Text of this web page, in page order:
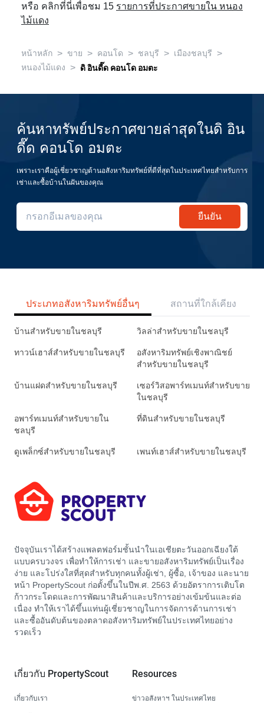
หรือ คลิกที่นี่เพื่อชม 15 รายการที่ประกาศขายใน หนอง
ไม้แดง
หน้าหลัก > ขาย > คอนโด > ชลบุรี > เมืองชลบุรี >
หนองไม้แดง > ดิ อินดี๊ด คอนโด อมตะ
ค้นหาทรัพย์ประกาศขายล่าสุดในดิ อิน
ดี๊ด คอนโด อมตะ
เพราะเราคือผู้เชี่ยวชาญด้านอสังหาริมทรัพย์ที่ดีที่สุดในประเทศไทยสำหรับการ
เช่าและซื้อบ้านในฝันของคุณ
ยืนยัน
ประเภทอสังหาริมทรัพย์อื่นๆ สถานที่ใกล้เคียง
บ้านสำหรับขายในชลบุรี วิลล่าสำหรับขายในชลบุรี
ทาวน์เฮาส์สำหรับขายในชลบุรี
อสังหาริมทรัพย์เชิงพาณิชย์
สำหรับขายในชลบุรี
บ้านแฝดสำหรับขายในชลบุรี
เซอร์วิสอพาร์ทเมนท์สำหรับขาย
ในชลบุรี
อพาร์ทเมนท์สำหรับขายใน
ชลบุรี
ที่ดินสำหรับขายในชลบุรี
ดูเพล็กซ์สำหรับขายในชลบุรี เพนท์เฮาส์สำหรับขายในชลบุรี
ปัจจุบันเราได้สร้างแพลตฟอร์มชั้นนำในเอเชียตะวันออกเฉียงใต้
แบบครบวงจร เพื่อทำให้การเช่า และขายอสังหาริมทรัพย์เป็นเรื่อง
ง่าย และโปร่งใสที่สุดสำหรับทุกคนทั้งผู้เช่า, ผู้ซื้อ, เจ้าของ และนาย
หน้า PropertyScout ก่อตั้งขึ้นในปีพ.ศ. 2563 ด้วยอัตราการเติบโต
ก้าวกระโดดและการพัฒนาสินค้าและบริการอย่างเข้มข้นและต่อ
เนื่อง ทำให้เราได้ขึ้นแท่นผู้เชี่ยวชาญในการจัดการด้านการเช่า
และซื้ออันดับต้นของตลาดอสังหาริมทรัพย์ในประเทศไทยอย่าง
รวดเร็ว
เกี่ยวกับ PropertyScout
เกี่ยวกับเรา
Resources
ข่าวอสังหาฯ ในประเทศไทย